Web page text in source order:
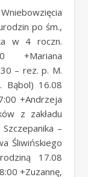
po śm.,
w 4 roczn.
+Mariana
– rez. p. M.
Bąbol) 16.08
+Andrzeja
z zakładu
–
Śliwińskiego
17.08
+Zuzannę,